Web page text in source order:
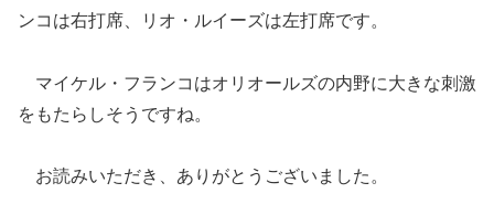
ンコは右打席、リオ・ルイーズは左打席です。
マイケル・フランコはオリオールズの内野に大きな刺激
をもたらしそうですね。
お読みいただき、ありがとうございました。